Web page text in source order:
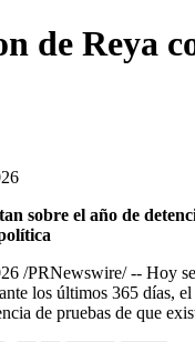
de Reya
sobre el año de
/PRNewswire/ -- Hoy
los últimos 365 días,
de pruebas de que